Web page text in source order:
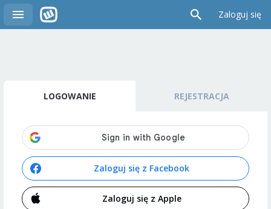
Zaloguj się
LOGOWANIE REJESTRACJA
Zaloguj się z Facebook
Zaloguj się z Apple